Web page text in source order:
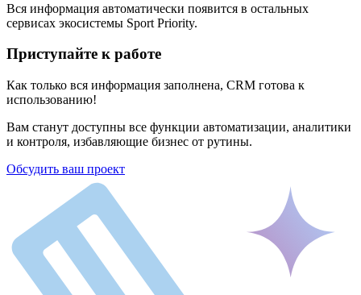
Вся информация автоматически появится в остальных
сервисах экосистемы Sport Priority.
Приступайте к работе
Как только вся информация заполнена, CRM готова к
использованию!
Вам станут доступны все функции автоматизации, аналитики
и контроля, избавляющие бизнес от рутины.
Обсудить ваш проект